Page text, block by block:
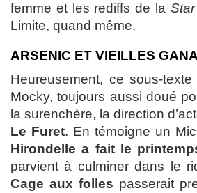
femme et les rediffs de la Star
Limite, quand même.
ARSENIC ET VIEILLES
Heureusement, ce sous-
Mocky, toujours aussi doué
la surenchère, la direction
Le Furet. En témoigne un
Hirondelle a fait le
parvient à culminer dans le
Cage aux folles passerait